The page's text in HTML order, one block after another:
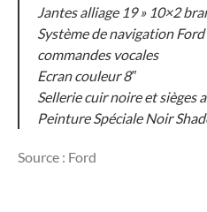
Jantes alliage 19 » 10×2
Système de navigation
commandes vocales
Ecran couleur 8″
Sellerie cuir noire et sièges
Peinture Spéciale Noir
Source : Ford